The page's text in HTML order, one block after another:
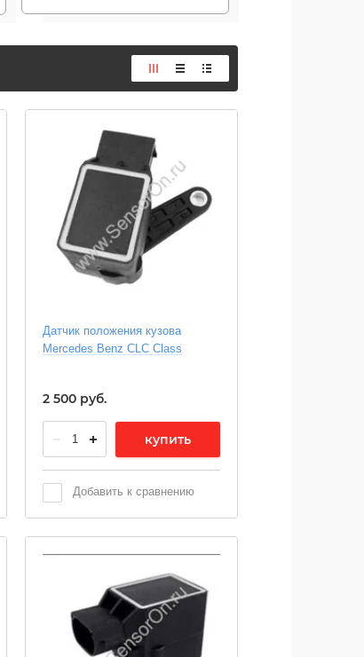
Датчик положения кузова
Mercedes Benz CLC Class
2 500руб.
купить
Добавить к сравнению